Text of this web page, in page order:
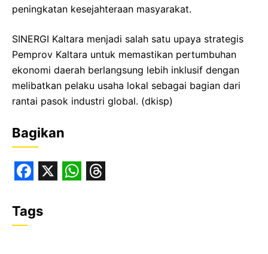
peningkatan kesejahteraan masyarakat.
SINERGI Kaltara menjadi salah satu upaya strategis
Pemprov Kaltara untuk memastikan pertumbuhan
ekonomi daerah berlangsung lebih inklusif dengan
melibatkan pelaku usaha lokal sebagai bagian dari
rantai pasok industri global. (dkisp)
Bagikan
a
c
Tags